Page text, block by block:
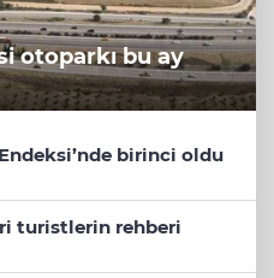
otoparkı bu ay
birinci oldu
turistlerin rehberi